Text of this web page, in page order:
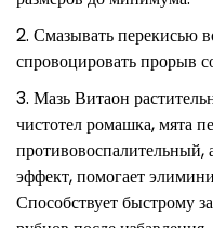
Смазывать перекисью
спровоцировать прорыв
Мазь Витаон
чистотел ромашка, мята
противовоспалительный,
эффект, помогает
Способствует быстрому